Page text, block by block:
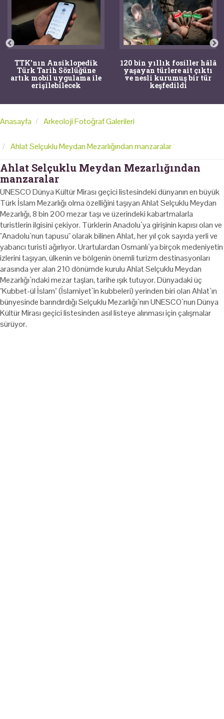
TTK'nın Ansiklopedik
Türk Tarih Sözlüğüne
artık mobil uygulama ile
erişilebilecek
120 bin yıllık fosiller hâlâ
yaşayan türlere ait çıktı
ve nesli kurumuş bir tür
keşfedildi
Anasayfa Arkeoloji Fotoğraf Galerileri
Ahlat Selçuklu Meydan Mezarlığından manzaralar
Ahlat Selçuklu Meydan Mezarlığından
manzaralar
UNESCO Dünya Kültür Mirası geçici listesindeki dünyanın en büyük
Türk İslam Mezarlığı olma özelliğini taşıyan Ahlat Selçuklu Meydan
Mezarlığı, 8 bin 200 mezar taşı ve üzerindeki kabartmalarla
turistlerin ilgisini çekiyor. Türklerin Anadolu`ya girişinin kapısı olan ve
"Anadolu`nun tapusu" olarak bilinen Ahlat, her yıl çok sayıda yerli ve
yabancı turisti ağırlıyor. Urartulardan Osmanlı`ya birçok medeniyetin
izlerini taşıyan, ülkenin ve bölgenin önemli turizm destinasyonları
arasında yer alan 210 dönümde kurulu Ahlat Selçuklu Meydan
Mezarlığı`ndaki mezar taşları, tarihe ışık tutuyor. Dünyadaki üç
"Kubbet-ül İslam" (İslamiyet`in kubbeleri) yerinden biri olan Ahlat`ın
bünyesinde barındırdığı Selçuklu Mezarlığı`nın UNESCO`nun Dünya
Kültür Mirası geçici listesinden asıl listeye alınması için çalışmalar
sürüyor.